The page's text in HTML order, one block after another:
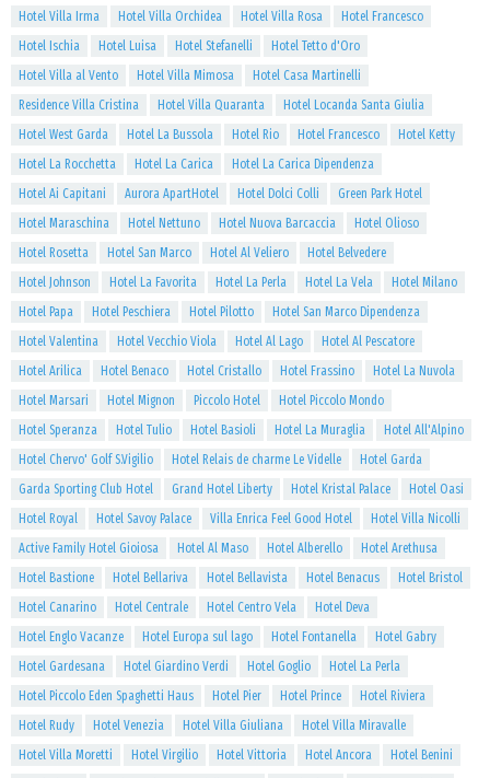
Hotel Villa Irma Hotel Villa Orchidea Hotel Villa Rosa
Hotel Francesco
Hotel Ischia
Hotel Luisa Hotel Stefanelli
Hotel Tetto d'Oro
Hotel Villa al Vento
Hotel Villa Mimosa
Hotel Casa Martinelli
Residence Villa Cristina
Hotel Villa Quaranta
Hotel Locanda Santa Giulia
Hotel West Garda
Hotel La Bussola Hotel Rio Hotel Francesco
Hotel Ketty
Hotel La Rocchetta
Hotel La Carica
Hotel La Carica Dipendenza
Hotel Ai Capitani
Aurora ApartHotel Hotel Dolci Colli
Green Park Hotel
Hotel Maraschina
Hotel Nettuno Hotel Nuova Barcaccia
Hotel Olioso
Hotel Rosetta
Hotel San Marco Hotel Al Veliero
Hotel Belvedere
Hotel Johnson
Hotel La Favorita Hotel La Perla Hotel La Vela
Hotel Milano
Hotel Papa
Hotel Peschiera Hotel Pilotto
Hotel San Marco Dipendenza
Hotel Valentina
Hotel Vecchio Viola Hotel Al Lago
Hotel Al Pescatore
Hotel Arilica
Hotel Benaco Hotel Cristallo Hotel Frassino
Hotel La Nuvola
Hotel Marsari
Hotel Mignon Piccolo Hotel
Hotel Piccolo Mondo
Hotel Speranza
Hotel Tulio Hotel Basioli Hotel La Muraglia
Hotel All'Alpino
Hotel Chervo' Golf S.Vigilio
Hotel Relais de charme Le Videlle
Hotel Garda
Garda Sporting Club Hotel
Grand Hotel Liberty Hotel Kristal Palace
Hotel Oasi
Hotel Royal
Hotel Savoy Palace Villa Enrica Feel Good Hotel
Hotel Villa Nicolli
Active Family Hotel Gioiosa
Hotel Al Maso Hotel Alberello
Hotel Arethusa
Hotel Bastione
Hotel Bellariva Hotel Bellavista Hotel Benacus
Hotel Bristol
Hotel Canarino
Hotel Centrale Hotel Centro Vela
Hotel Deva
Hotel Englo Vacanze
Hotel Europa sul lago Hotel Fontanella
Hotel Gabry
Hotel Gardesana
Hotel Giardino Verdi Hotel Goglio
Hotel La Perla
Hotel Piccolo Eden Spaghetti Haus
Hotel Pier Hotel Prince
Hotel Riviera
Hotel Rudy
Hotel Venezia Hotel Villa Giuliana
Hotel Villa Miravalle
Hotel Villa Moretti
Hotel Virgilio Hotel Vittoria Hotel Ancora
Hotel Benini